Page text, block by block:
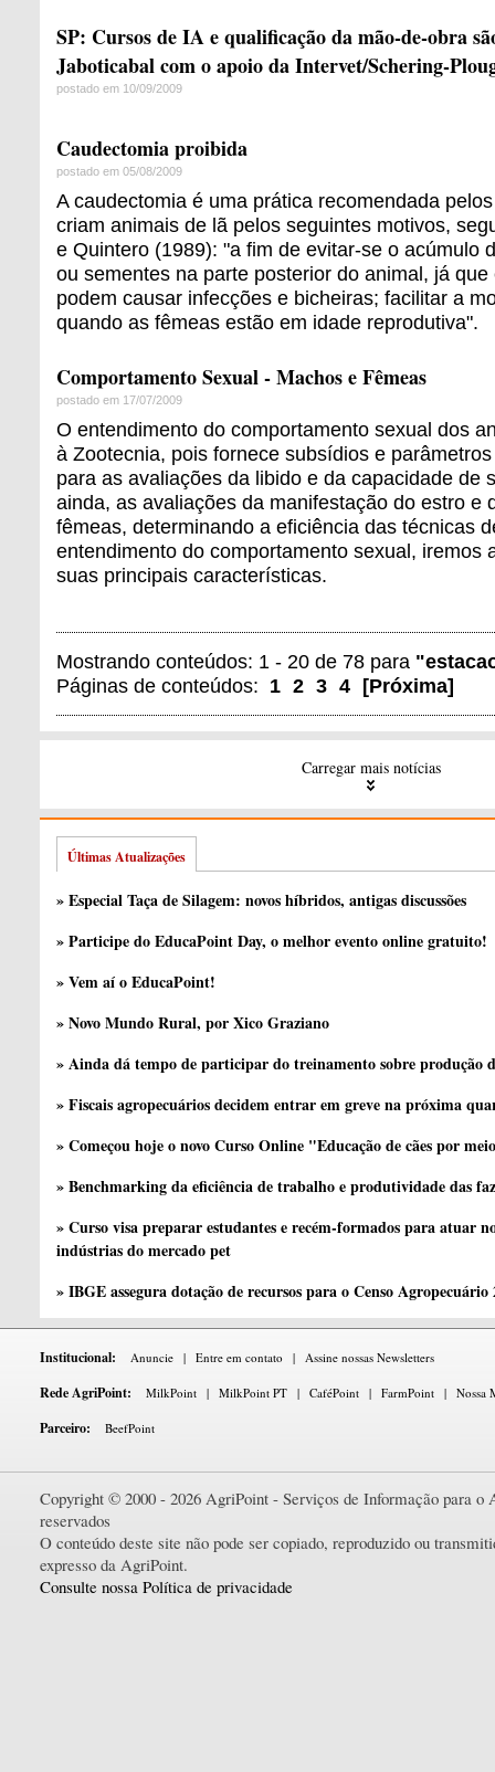
SP: Cursos de IA e qualificação da mão-de-obra
Jaboticabal com o apoio da Intervet/Schering-
postado em 10/09/2009
Caudectomia proibida
postado em 05/08/2009
A caudectomia é uma prática recomendada
criam animais de lã pelos seguintes motivos,
e Quintero (1989): "a fim de evitar-se o acúmulo
ou sementes na parte posterior do animal, já
podem causar infecções e bicheiras; facilitar a
quando as fêmeas estão em idade reprodutiva".
Comportamento Sexual - Machos e Fêmeas
postado em 17/07/2009
O entendimento do comportamento sexual dos
à Zootecnia, pois fornece subsídios e
para as avaliações da libido e da capacidade de
ainda, as avaliações da manifestação do estro e
fêmeas, determinando a eficiência das técnicas
entendimento do comportamento sexual, iremos
suas principais características.
Mostrando conteúdos: 1 - 20 de 78 para
Páginas de conteúdos: 1 2 3 4 [Próxima]
Carregar mais notícias
Últimas Atualizações
» Especial Taça de Silagem: novos híbridos, antigas discussões
» Participe do EducaPoint Day, o melhor evento online gratuito!
» Vem aí o EducaPoint!
» Novo Mundo Rural, por Xico Graziano
» Ainda dá tempo de participar do treinamento sobre produção
» Fiscais agropecuários decidem entrar em greve na próxima
» Começou hoje o novo Curso Online "Educação de cães por
» Benchmarking da eficiência de trabalho e produtividade das
» Curso visa preparar estudantes e recém-formados para atuar
indústrias do mercado pet
» IBGE assegura dotação de recursos para o Censo Agropecuário
Institucional: Anuncie | Entre em contato | Assine nossas Newsletters
Rede AgriPoint: MilkPoint | MilkPoint PT | CaféPoint | FarmPoint | Nossa
Parceiro: BeefPoint
Copyright © 2000 - 2026 AgriPoint - Serviços de Informação para o
reservados
O conteúdo deste site não pode ser copiado, reproduzido ou
expresso da AgriPoint.
Consulte nossa Política de privacidade